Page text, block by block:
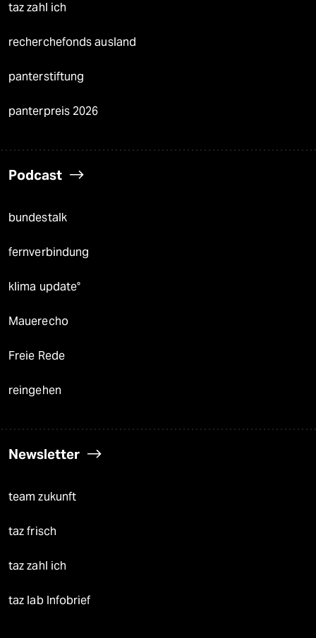
taz zahl ich
recherchefonds ausland
panterstiftung
panterpreis 2026
Podcast
bundestalk
fernverbindung
klima update°
Mauerecho
Freie Rede
reingehen
Newsletter
team zukunft
taz frisch
taz zahl ich
taz lab Infobrief